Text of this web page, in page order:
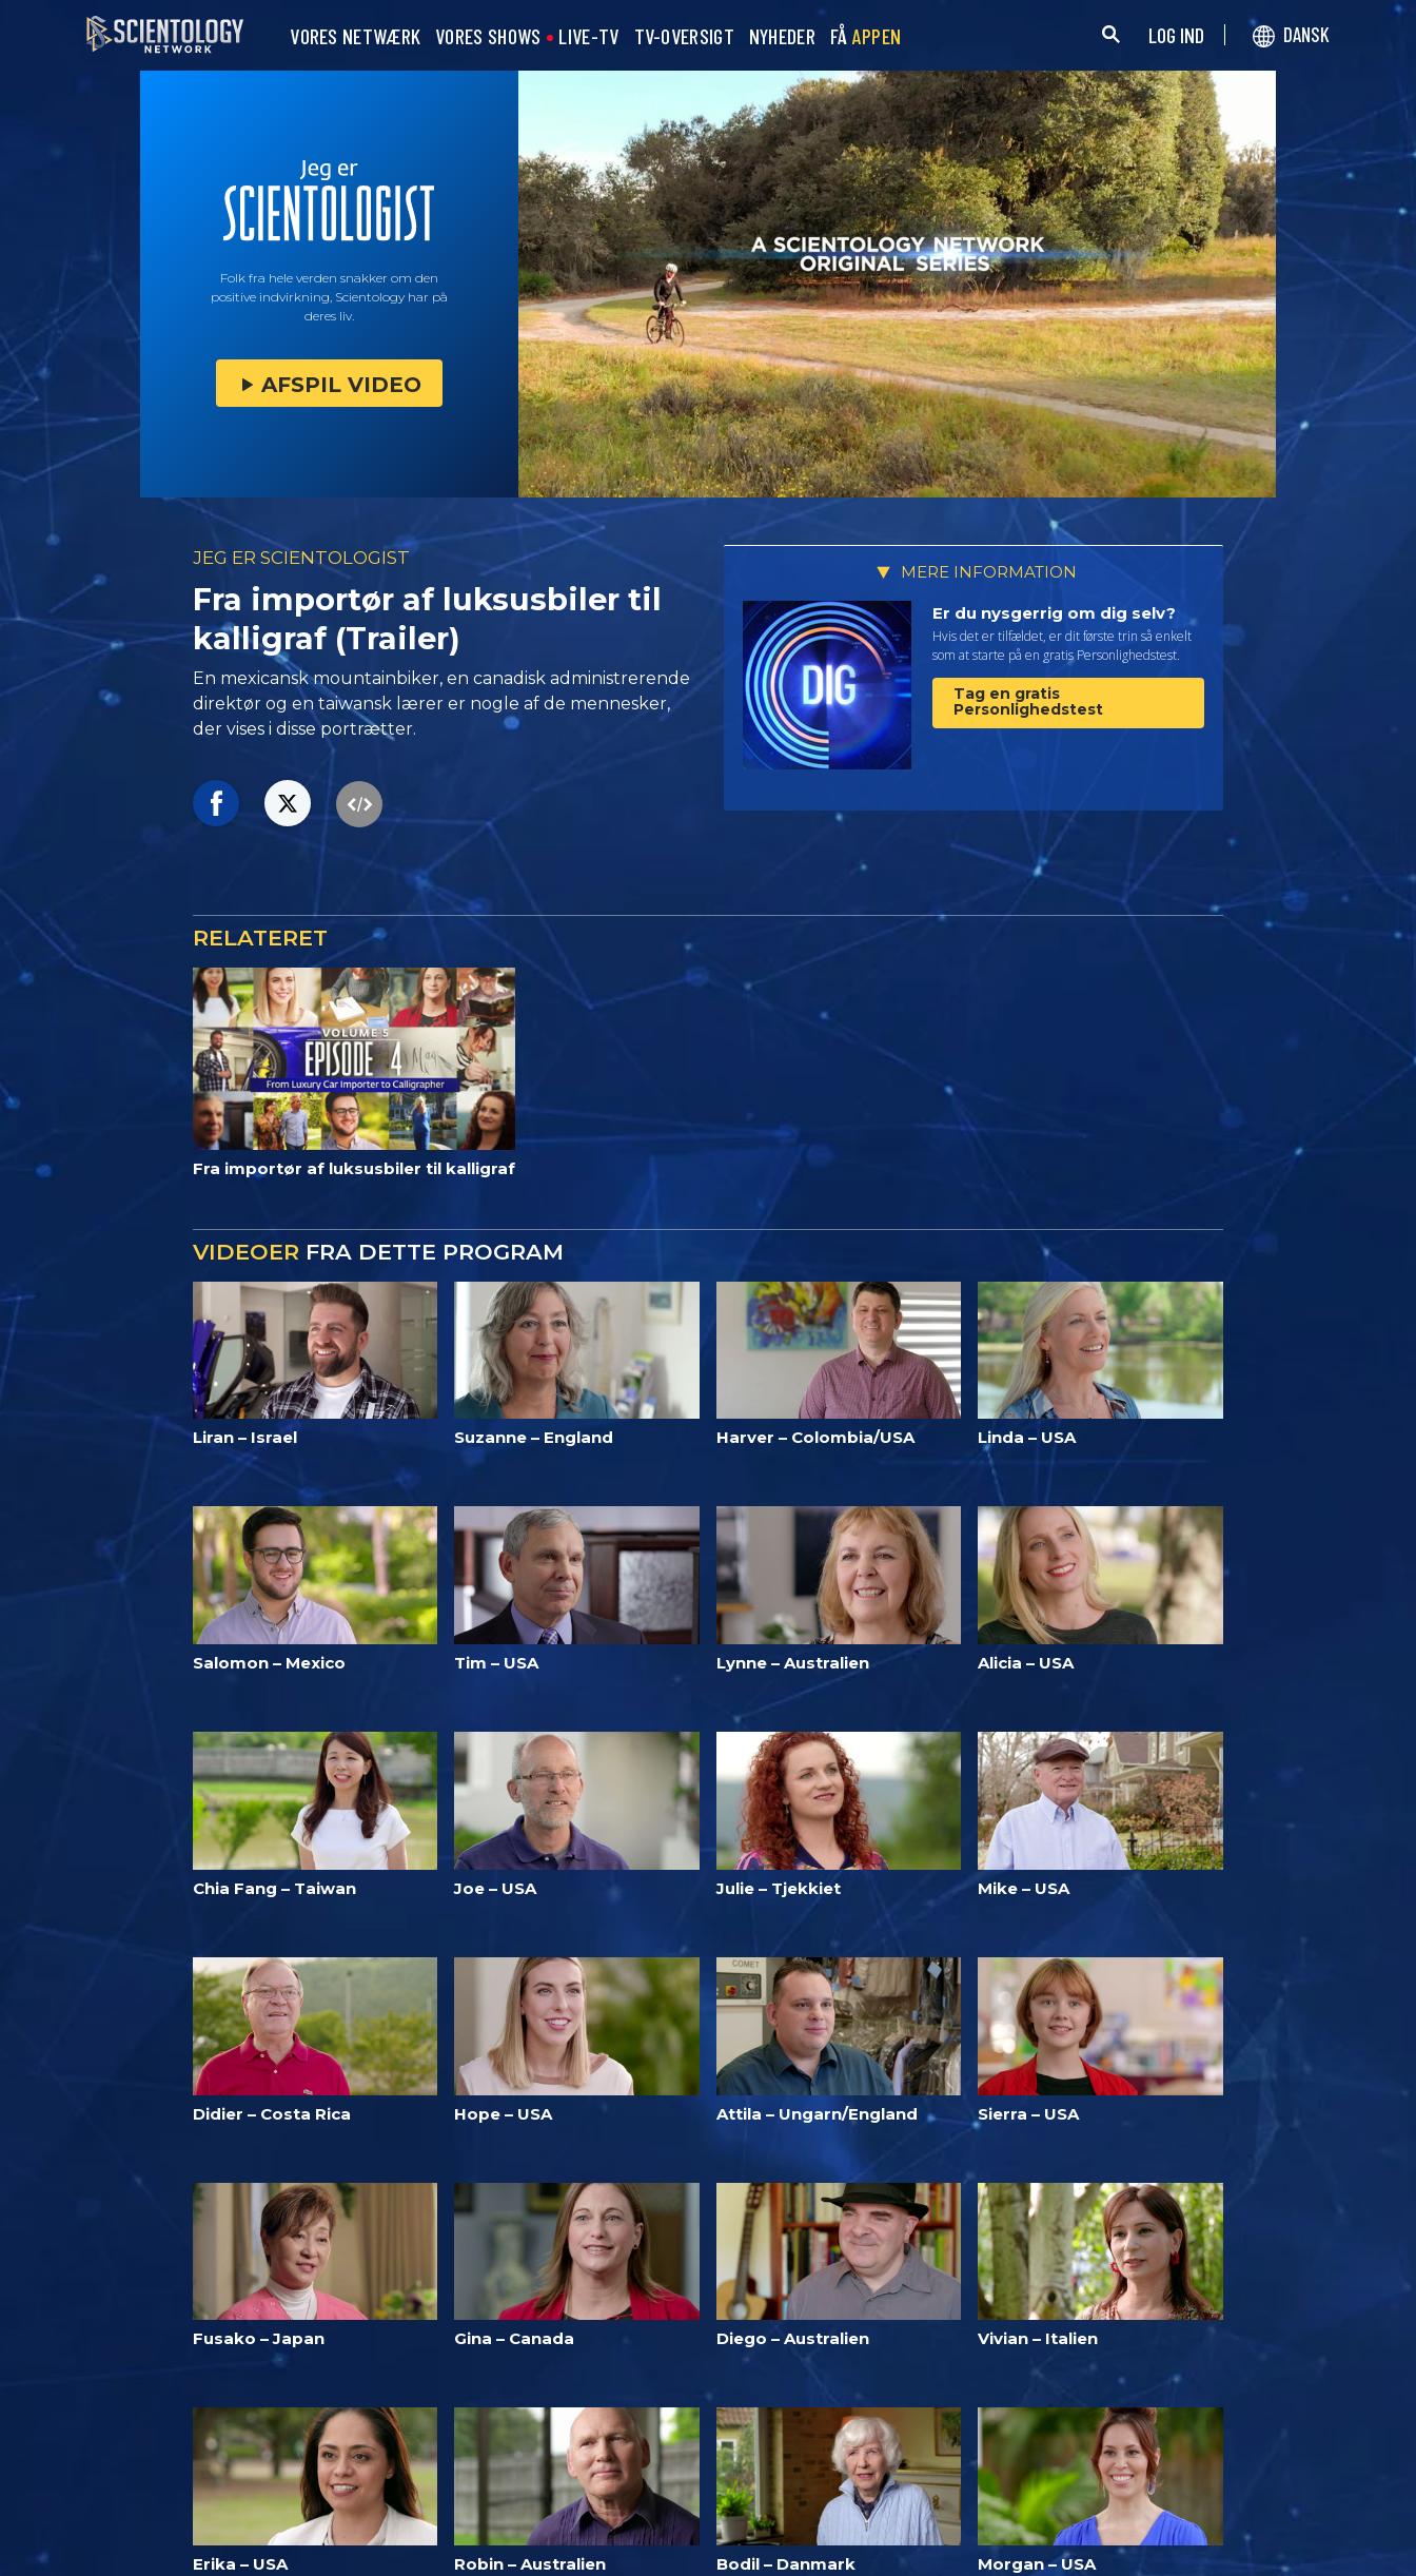
VORES NETWÆRK VORES SHOWS LIVE-TV TV-OVERSIGT NYHEDER FÅ APPEN LOG IND DANSK
Folk fra hele verden snakker om den
positive indvirkning, Scientology har på
deres liv.
AFSPIL VIDEO
JEG ER SCIENTOLOGIST
Fra importør af luksusbiler til
kalligraf (Trailer)
En mexicansk mountainbiker, en canadisk administrerende
direktør og en taiwansk lærer er nogle af de mennesker,
der vises i disse portrætter.
MERE INFORMATION
Er du nysgerrig om dig selv?
Hvis det er tilfældet, er dit første trin så enkelt
som at starte på en gratis Personlighedstest.
Tag en gratis
Personlighedstest
RELATERET
Fra importør af luksusbiler til kalligraf
VIDEOER FRA DETTE PROGRAM
Liran – Israel Suzanne – England Harver – Colombia/USA Linda – USA
Salomon – Mexico Tim – USA Lynne – Australien Alicia – USA
Chia Fang – Taiwan Joe – USA Julie – Tjekkiet Mike – USA
Didier – Costa Rica Hope – USA Attila – Ungarn/England Sierra – USA
Fusako – Japan Gina – Canada Diego – Australien Vivian – Italien
Erika – USA Robin – Australien Bodil – Danmark Morgan – USA